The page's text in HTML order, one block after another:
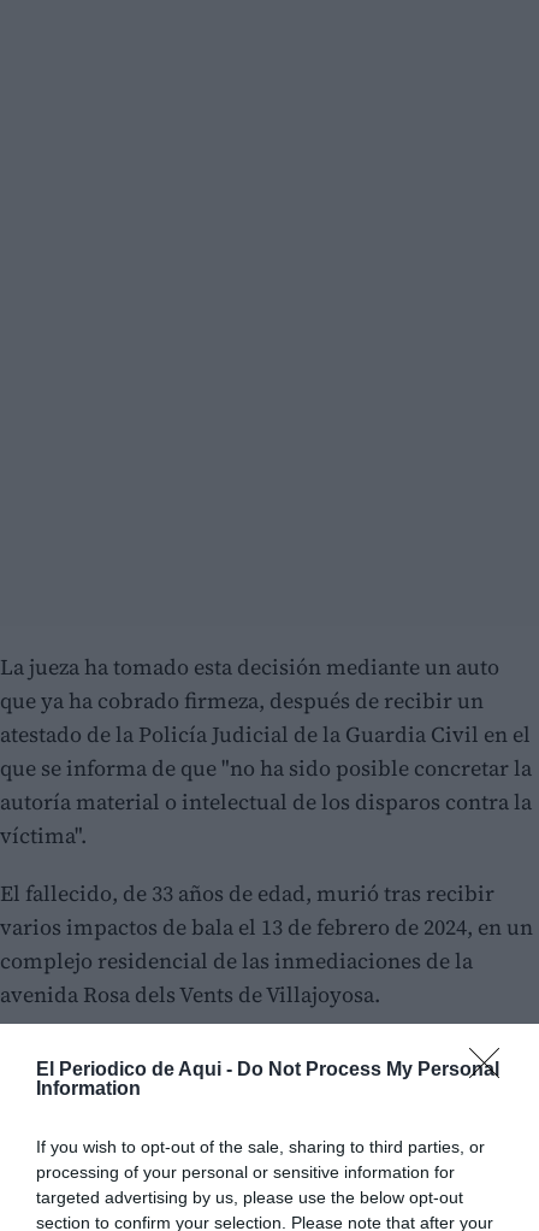
El Periodico de Aqui - Do Not Process My Personal
Information
If you wish to opt-out of the sale, sharing to third parties, or
processing of your personal or sensitive information for
targeted advertising by us, please use the below opt-out
section to confirm your selection. Please note that after your
La jueza ha tomado esta decisión mediante un auto
que ya ha cobrado firmeza, después de recibir un
atestado de la Policía Judicial de la Guardia Civil en el
que se informa de que "no ha sido posible concretar la
autoría material o intelectual de los disparos contra la
víctima".
El fallecido, de 33 años de edad, murió tras recibir
varios impactos de bala el 13 de febrero de 2024, en un
complejo residencial de las inmediaciones de la
avenida Rosa dels Vents de Villajoyosa.